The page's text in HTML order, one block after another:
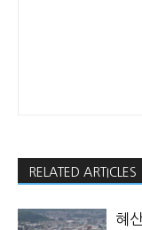
RELATED ARTICLES
혜